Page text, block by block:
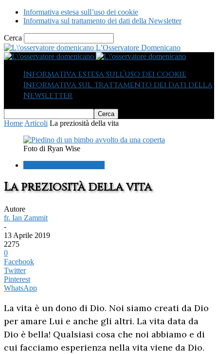
Informativa estesa sull’uso dei cookie
Informativa sul trattamento dei dati della Newsletter
Cerca
L’Osservatore Domenicano
Informativa estesa sull’uso dei cookie
Informativa sul trattamento dei dati della
Newsletter
Home Articoli La preziosità della vita
Foto di Ryan Wise
La preziosità della vita
Autore
fr. Ian Zammit
-
13 Aprile 2019
2275
0
Facebook
Twitter
Pinterest
WhatsApp
La vita è un dono di Dio. Noi siamo creati da Dio
per amare Lui e anche gli altri. La vita data da
Dio è bella! Qualsiasi cosa che noi abbiamo e di
cui facciamo esperienza nella vita viene da Dio.